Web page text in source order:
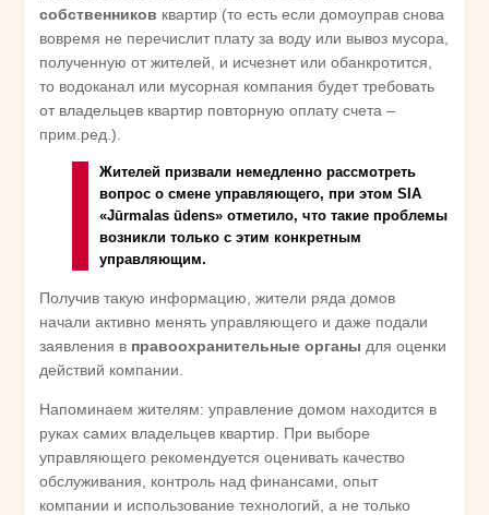
собственников квартир (то есть если домоуправ снова
вовремя не перечислит плату за воду или вывоз мусора,
полученную от жителей, и исчезнет или обанкротится,
то водоканал или мусорная компания будет требовать
от владельцев квартир повторную оплату счета –
прим.ред.).
Жителей призвали немедленно рассмотреть
вопрос о смене управляющего, при этом SIA
«Jūrmalas ūdens» отметило, что такие проблемы
возникли только с этим конкретным
управляющим.
Получив такую информацию, жители ряда домов
начали активно менять управляющего и даже подали
заявления в правоохранительные органы для оценки
действий компании.
Напоминаем жителям: управление домом находится в
руках самих владельцев квартир. При выборе
управляющего рекомендуется оценивать качество
обслуживания, контроль над финансами, опыт
компании и использование технологий, а не только